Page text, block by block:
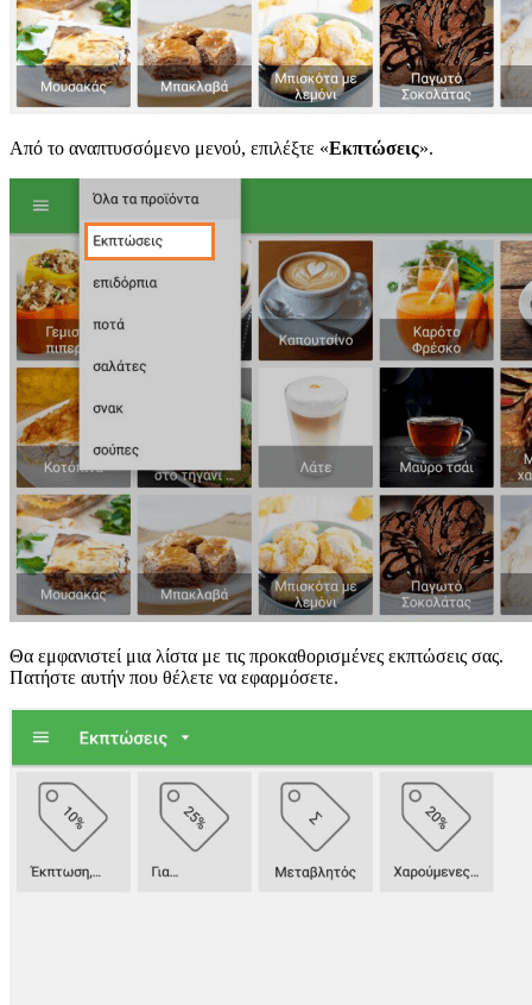
Από το αναπτυσσόμενο μενού, επιλέξτε «Εκπτώσεις».
Θα εμφανιστεί μια λίστα με τις προκαθορισμένες εκπτώσεις σας.
Πατήστε αυτήν που θέλετε να εφαρμόσετε.